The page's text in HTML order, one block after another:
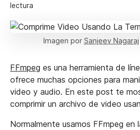
lectura
Imagen por Sanjeev Nagaraj
FFmpeg es una herramienta de
ofrece muchas opciones para
video y audio. En este post te
comprimir un archivo de video
Normalmente usamos FFmpeg en